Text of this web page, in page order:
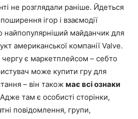
не розглядали раніше. Йдеться
ігор і взаємодії
найпопулярніший майданчик для
американської компанії Valve.
є маркетплейсом – себто
може купити гру для
– він також має всі ознаки
там є особисті сторінки,
повідомлення, групи,